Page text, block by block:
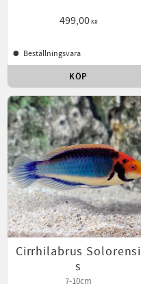
499,00KR
Beställningsvara
KÖP
Cirrhilabrus Solorensi
s
7-10cm